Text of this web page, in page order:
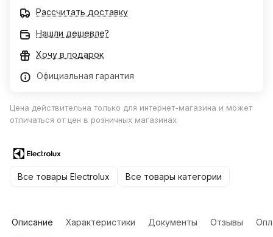
Рассчитать доставку
Нашли дешевле?
Хочу в подарок
Официальная гарантия
Цена действительна только для интернет-магазина и может
отличаться от цен в розничных магазинах
Все товары Electrolux Все товары категории
Описание Характеристики Документы Отзывы